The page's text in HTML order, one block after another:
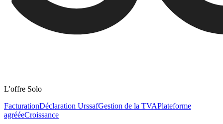
L'offre Solo
FacturationDéclaration UrssafGestion de la TVAPlateforme
agrééeCroissance